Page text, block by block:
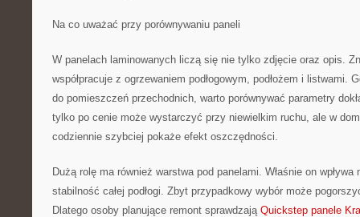
Na co uważać przy porównywaniu paneli
W panelach laminowanych liczą się nie tylko zdjęcie oraz opis.
współpracuje z ogrzewaniem podłogowym, podłożem i listwami.
do pomieszczeń przechodnich, warto porównywać parametry
tylko po cenie może wystarczyć przy niewielkim ruchu, ale w
codziennie szybciej pokaże efekt oszczędności.
Dużą rolę ma również warstwa pod panelami. Właśnie on
stabilność całej podłogi. Zbyt przypadkowy wybór może
Dlatego osoby planujące remont sprawdzają Quickstep panele